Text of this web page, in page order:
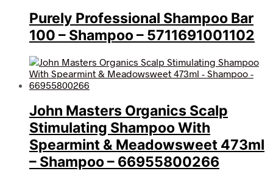
Purely Professional Shampoo Bar
100 – Shampoo – 5711691001102
John Masters Organics Scalp
Stimulating Shampoo With
Spearmint & Meadowsweet 473ml
– Shampoo – 66955800266